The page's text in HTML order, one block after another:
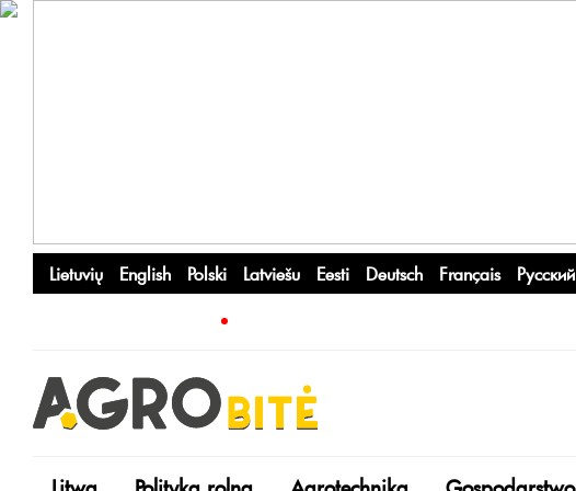
Lietuvių English Polski Latviešu Eesti Deutsch Français Русский